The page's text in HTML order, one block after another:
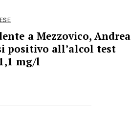
a Mezzovico, Andrea
positivo all’alcol test
mg/l